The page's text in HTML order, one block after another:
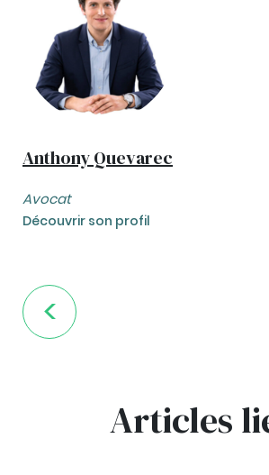
Anthony Quevarec
Avocat
Découvrir son profil
Articles